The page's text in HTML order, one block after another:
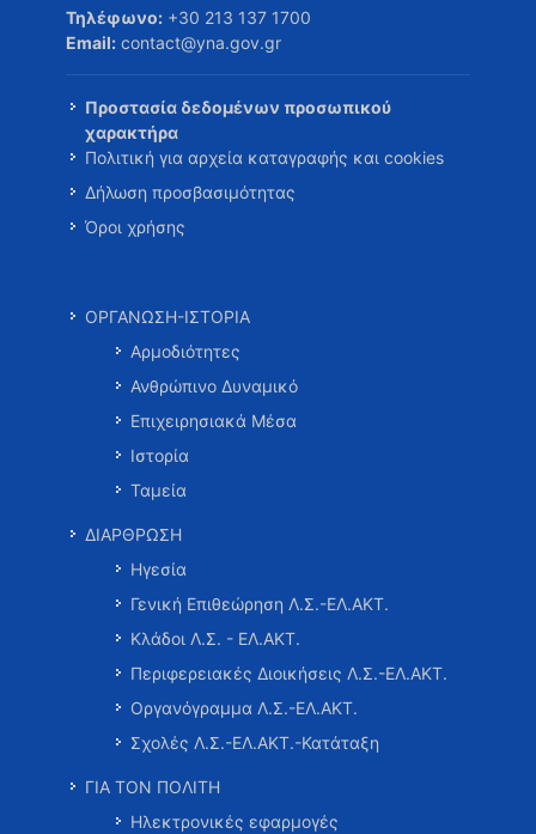
Τηλέφωνο: +30 213 137 1700
Email: contact@yna.gov.gr
Προστασία δεδομένων προσωπικού
χαρακτήρα
Πολιτική για αρχεία καταγραφής και cookies
Δήλωση προσβασιμότητας
Όροι χρήσης
ΟΡΓΑΝΩΣΗ-ΙΣΤΟΡΙΑ
Αρμοδιότητες
Ανθρώπινο Δυναμικό
Επιχειρησιακά Μέσα
Ιστορία
Ταμεία
ΔΙΑΡΘΡΩΣΗ
Ηγεσία
Γενική Επιθεώρηση Λ.Σ.-ΕΛ.ΑΚΤ.
Κλάδοι Λ.Σ. - ΕΛ.ΑΚΤ.
Περιφερειακές Διοικήσεις Λ.Σ.-ΕΛ.ΑΚΤ.
Οργανόγραμμα Λ.Σ.-ΕΛ.ΑΚΤ.
Σχολές Λ.Σ.-ΕΛ.ΑΚΤ.-Κατάταξη
ΓΙΑ ΤΟΝ ΠΟΛΙΤΗ
Ηλεκτρονικές εφαρμογές